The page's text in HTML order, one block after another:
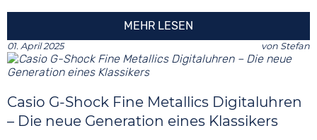
MEHR LESEN
01. April 2025 von Stefan
Casio G-Shock Fine Metallics Digitaluhren
– Die neue Generation eines Klassikers